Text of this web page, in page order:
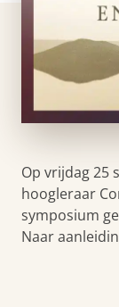
Op vrijdag 25
hoogleraar
symposium
Naar